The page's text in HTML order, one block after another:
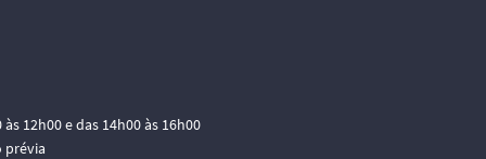
12h00 e das 14h00 às 16h00
prévia